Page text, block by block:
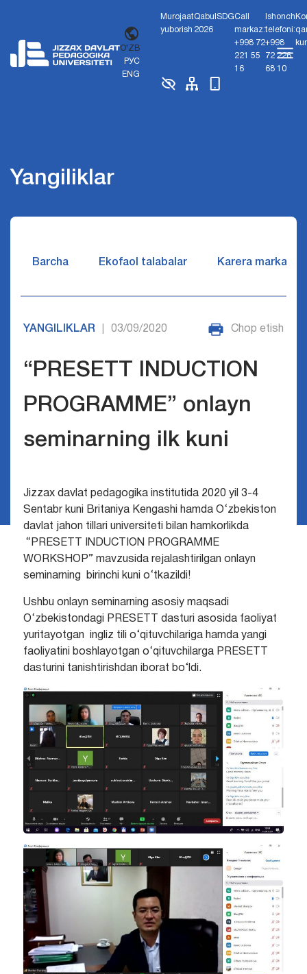
O'ZB
РУС
ENG
Murojaat
yuborish
Qabul
2026
SDGCall
markaz:
+998 72
221 55
16
Ishonch
telefoni:
+998
72 226
68 10
Yangiliklar
Barcha Ekofaol talabalar Karera markazi
YANGILIKLAR 03/09/2020 Chop etish
“PRESETT INDUCTION
PROGRAMME” onlayn
seminarning ilk kuni
Jizzax davlat pedagogika institutida 2020 yil 3-4
Sentabr kuni Britaniya Kengashi hamda O‘zbekiston
davlat jahon tillari universiteti bilan hamkorlikda
“PRESETT INDUCTION PROGRAMME
WORKSHOP” mavzusida rejalashtirilgan onlayn
seminarning birinchi kuni o‘tkazildi!
Ushbu onlayn seminarning asosiy maqsadi
O‘zbekistondagi PRESETT dasturi asosida faoliyat
yuritayotgan ingliz tili o‘qituvchilariga hamda yangi
faoliyatini boshlayotgan o‘qituvchilarga PRESETT
dasturini tanishtirishdan iborat bo‘ldi.